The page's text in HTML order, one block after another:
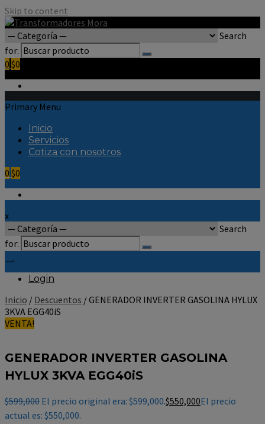
Skip to content
Search
for:
0 $0
Primary Menu
Inicio
Servicios
Cotiza con nosotros
0 $0
x
Search
for:
Login
Inicio / Descuentos / GENERADOR INVERTER GASOLINA HYLUX
3KVA EGG40iS
VENTA!
GENERADOR INVERTER GASOLINA
HYLUX 3KVA EGG40iS
$599,000 El precio original era: $599,000.$550,000El precio
actual es: $550,000.